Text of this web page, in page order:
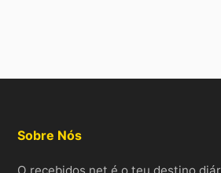
Sobre Nós